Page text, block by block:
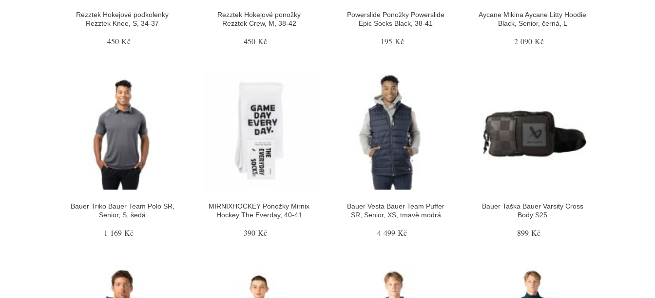
Rezztek Hokejové podkolenky
Rezztek Knee, S, 34-37
450 Kč
Rezztek Hokejové ponožky
Rezztek Crew, M, 38-42
450 Kč
Powerslide Ponožky Powerslide
Epic Socks Black, 38-41
195 Kč
Aycane Mikina Aycane Litty Hoodie
Black, Senior, černá, L
2 090 Kč
Bauer Triko Bauer Team Polo SR,
Senior, S, šedá
1 169 Kč
MIRNIXHOCKEY Ponožky Mirnix
Hockey The Everday, 40-41
390 Kč
Bauer Vesta Bauer Team Puffer
SR, Senior, XS, tmavě modrá
4 499 Kč
Bauer Taška Bauer Varsity Cross
Body S25
899 Kč